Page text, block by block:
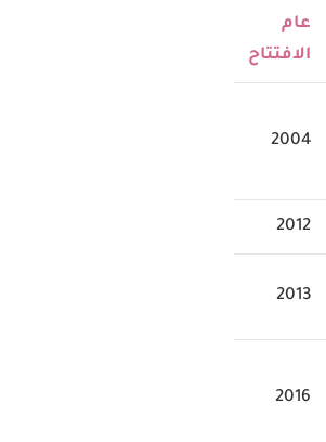
عام
الافتتاح
2004
2012
2013
2016